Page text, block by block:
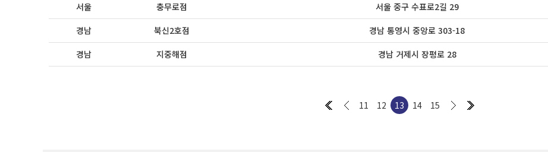
서울
충무로점 서울 중구 수표로2길 29
경남
북신2호점 경남 통영시 중앙로 303-18
경남
지중해점 경남 거제시 장평로 28
11 12 13 14 15